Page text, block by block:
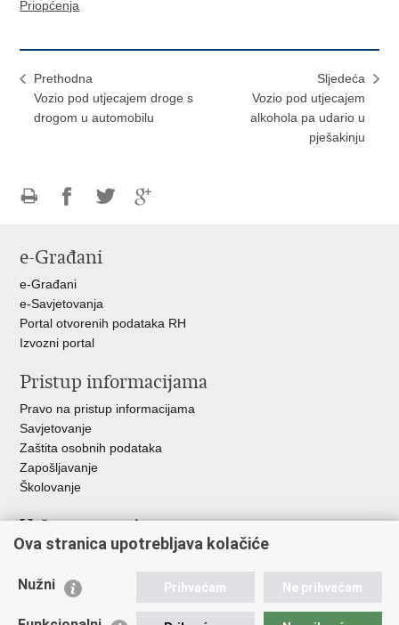
Priopćenja
Prethodna
Vozio pod utjecajem droge s
drogom u automobilu
Sljedeća
Vozio pod utjecajem
alkohola pa udario u
pješakinju
FacebookuTwitteru
e-Građani
e-Građani
e-Savjetovanja
Portal otvorenih podataka RH
Izvozni portal
Pristup informacijama
Pravo na pristup informacijama
Savjetovanje
Zaštita osobnih podataka
Zapošljavanje
Školovanje
Važne poveznice
Ministarstvo unutarnjih poslova
Udruge
Ova stranica upotrebljava kolačiće
Nužni Prihvaćam Ne prihvaćam